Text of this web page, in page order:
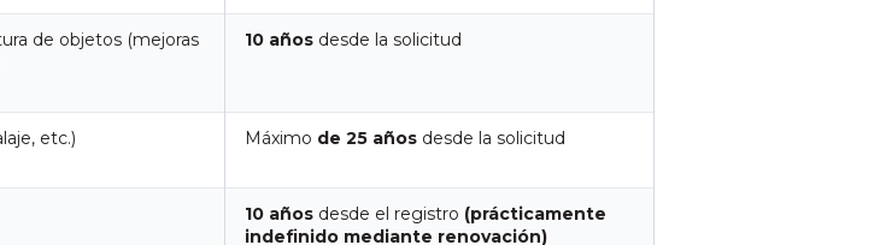
de objetos (mejoras
10 años desde la solicitud
etc.) Máximo de 25 años desde la solicitud
10 años desde el registro (prácticamente
indefinido mediante renovación)